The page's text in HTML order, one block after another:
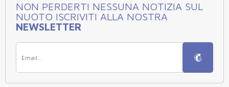
NON PERDERTI NESSUNA NOTIZIA SUL
NUOTO ISCRIVITI ALLA NOSTRA
NEWSLETTER